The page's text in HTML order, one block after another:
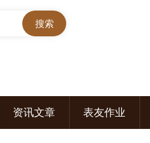
资讯文章 表友作业